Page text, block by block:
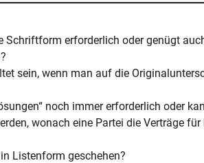
Schriftform erforderlich oder genügt
sein, wenn man auf die
noch immer erforderlich oder
wonach eine Partei die Verträge für
Listenform geschehen?